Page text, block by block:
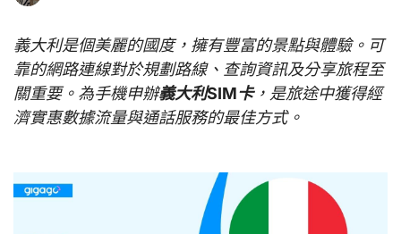
義大利是個美麗的國度，擁有豐富的景點與體驗。可
靠的網路連線對於規劃路線、查詢資訊及分享旅程至
關重要。為手機申辦義大利SIM卡，是旅途中獲得經
濟實惠數據流量與通話服務的最佳方式。